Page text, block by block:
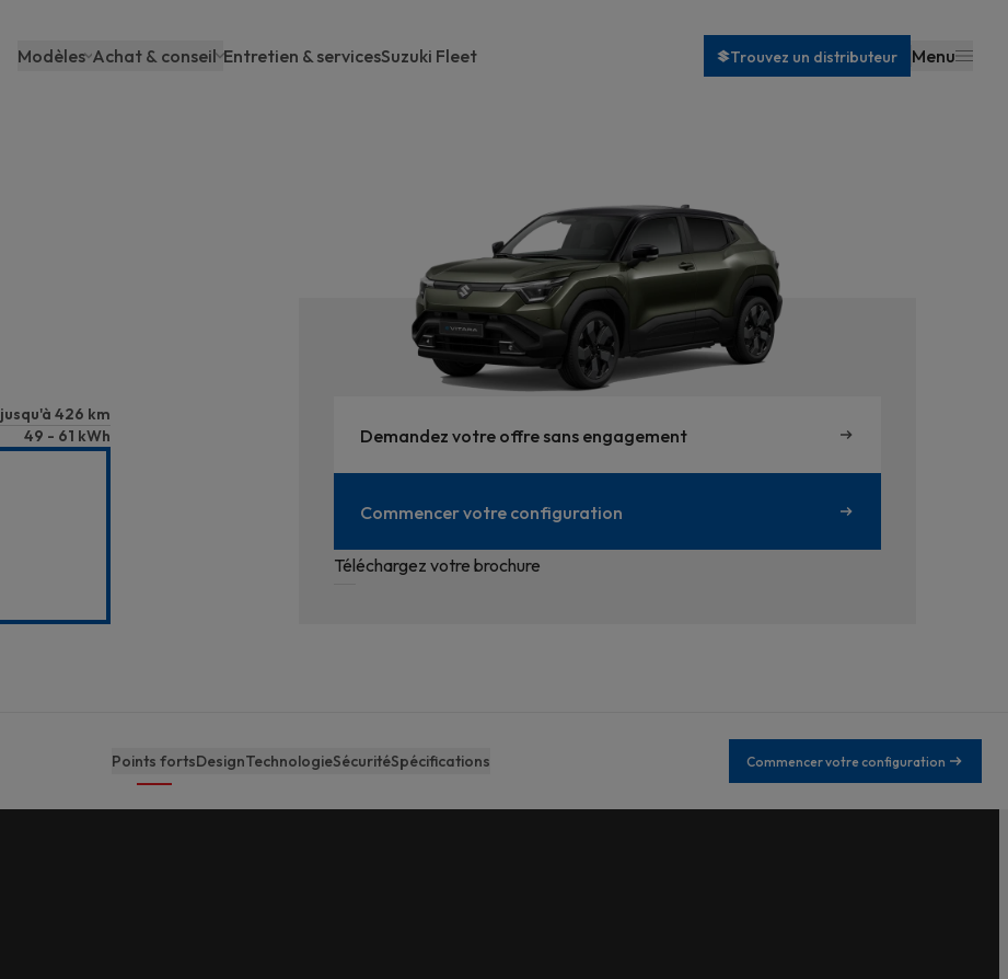
Main
Modèles Achat & conseil Entretien & servicesSuzuki Fleet Trouvez un distributeur Menu
jusqu'à 426 km
49 - 61 kWh Demandez votre offre sans engagement
Commencer votre configuration
Téléchargez votre brochure
Points fortsDesignTechnologieSécuritéSpécifications Commencer votre configuration